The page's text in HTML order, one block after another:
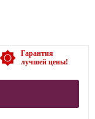
Гарантия
лучшей цены!